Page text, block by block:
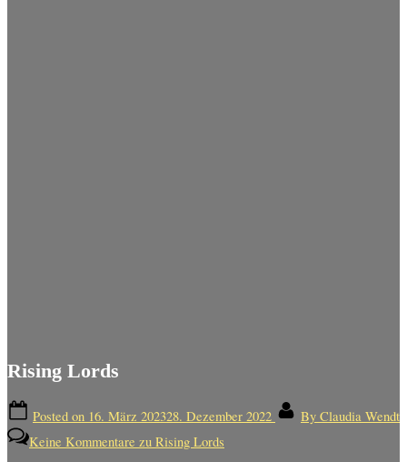
Rising Lords
Posted on 16. März 202328. Dezember 2022 By Claudia Wendt
Keine Kommentare zu Rising Lords